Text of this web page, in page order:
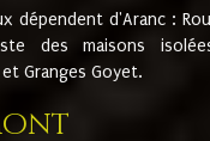
dépendent d'Aranc :
des maisons
Granges Goyet.